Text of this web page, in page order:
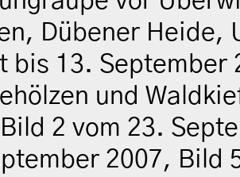
Dübener Heide,
bis 13. September
und
2 vom 23.
2007, Bild